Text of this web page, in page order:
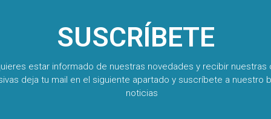
SUSCRÍBETE
estar informado de nuestras novedades y recibir nuestras
deja tu mail en el siguiente apartado y suscríbete a nuestro
noticias